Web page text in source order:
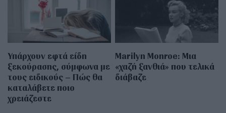
Υπάρχουν εφτά είδη
ξεκούρασης, σύμφωνα με
τους ειδικούς – Πώς θα
καταλάβετε ποιο
χρειάζεστε
Marilyn Monroe: Μια
«χαζή ξανθιά» που τελικά
διάβαζε